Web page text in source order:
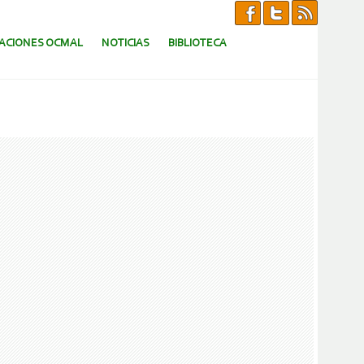
OCMAL NOTICIAS BIBLIOTECA